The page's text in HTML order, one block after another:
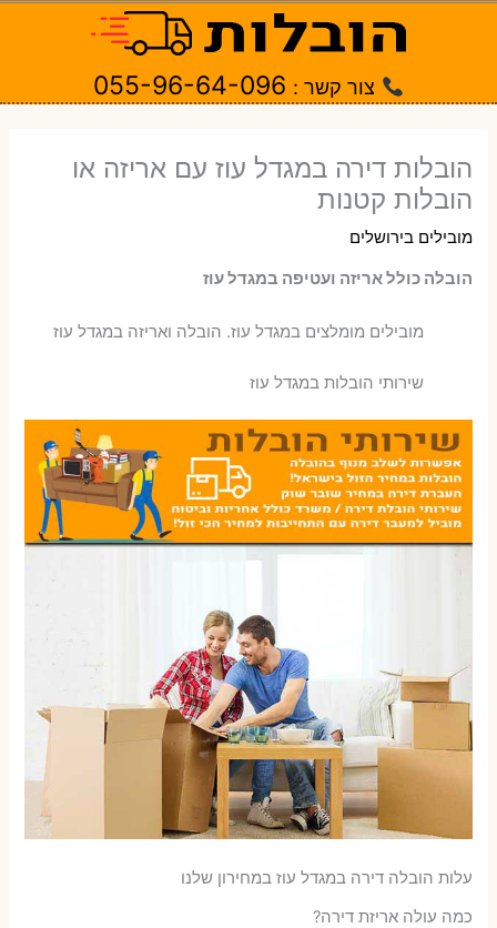
צור קשר : 055-96-64-096
הובלות דירה במגדל עוז עם אריזה או
הובלות קטנות
מובילים בירושלים
הובלה כולל אריזה ועטיפה במגדל עוז
‫מובילים מומלצים במגדל עוז. הובלה ואריזה במגדל עוז
שירותי הובלות במגדל עוז
עלות הובלה דירה במגדל עוז במחירון שלנו
כמה עולה אריזת דירה​?